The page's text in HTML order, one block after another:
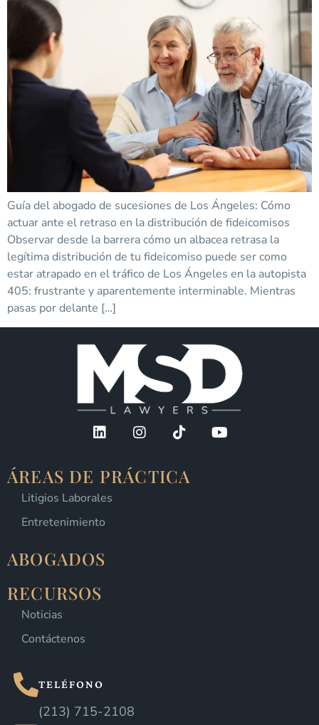
Guía del abogado de sucesiones de Los Ángeles: Cómo
actuar ante el retraso en la distribución de fideicomisos
Observar desde la barrera cómo un albacea retrasa la
legítima distribución de tu fideicomiso puede ser como
estar atrapado en el tráfico de Los Ángeles en la autopista
405: frustrante y aparentemente interminable. Mientras
pasas por delante […]
ÁREAS DE PRÁCTICA
Litigios Laborales
Entretenimiento
ABOGADOS
RECURSOS
Noticias
Contáctenos
TELÉFONO
(213) 715-2108